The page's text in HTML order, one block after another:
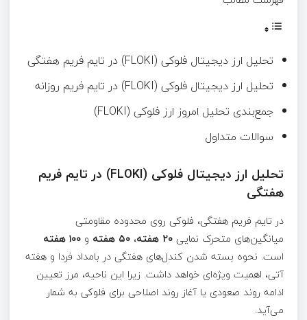
تحلیل ارز دیجیتال فلوکی (FLOKI) در تایم فریم هفتگی
تحلیل ارز دیجیتال فلوکی (FLOKI)‌ در تایم فریم روزانه
جمع‌بندی تحلیل امروز ارز فلوکی (FLOKI)
سوالات متداول
تحلیل ارز دیجیتال فلوکی (FLOKI) در تایم فریم
هفتگی
در تایم فریم هفتگی، فلوکی روی محدوده مقاومتی
میانگین‌های متحرک نمایی ۲۰ هفته ، ۵۰ هفته و ۱۰۰ هفته
است. نحوه بسته شدن کندل‌های هفتگی در بامداد فردا و هفته
آتی، اهمیت ویژه‌ای خواهد داشت. زیرا این ناحیه، مرز تعیین
ادامه روند صعودی یا آغاز روند اصلاحی برای فلوکی به شمار
می‌آید.